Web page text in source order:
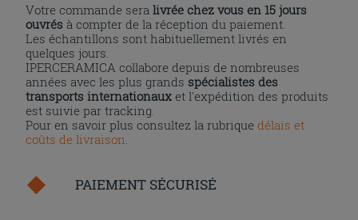
Votre commande seralivrée chez vous en 15 jours
ouvrés à compter de la réception du paiement.
Les échantillons sont habituellement livrés en
quelques jours.
IPERCERAMICA collabore depuis de nombreuses
années avec les plus grands spécialistes des
transports internationaux et l'expédition des produits
est suivie par tracking.
Pour en savoir plus consultez la rubriquedélais et
coûts de livraison
PAIEMENT SÉCURISÉ